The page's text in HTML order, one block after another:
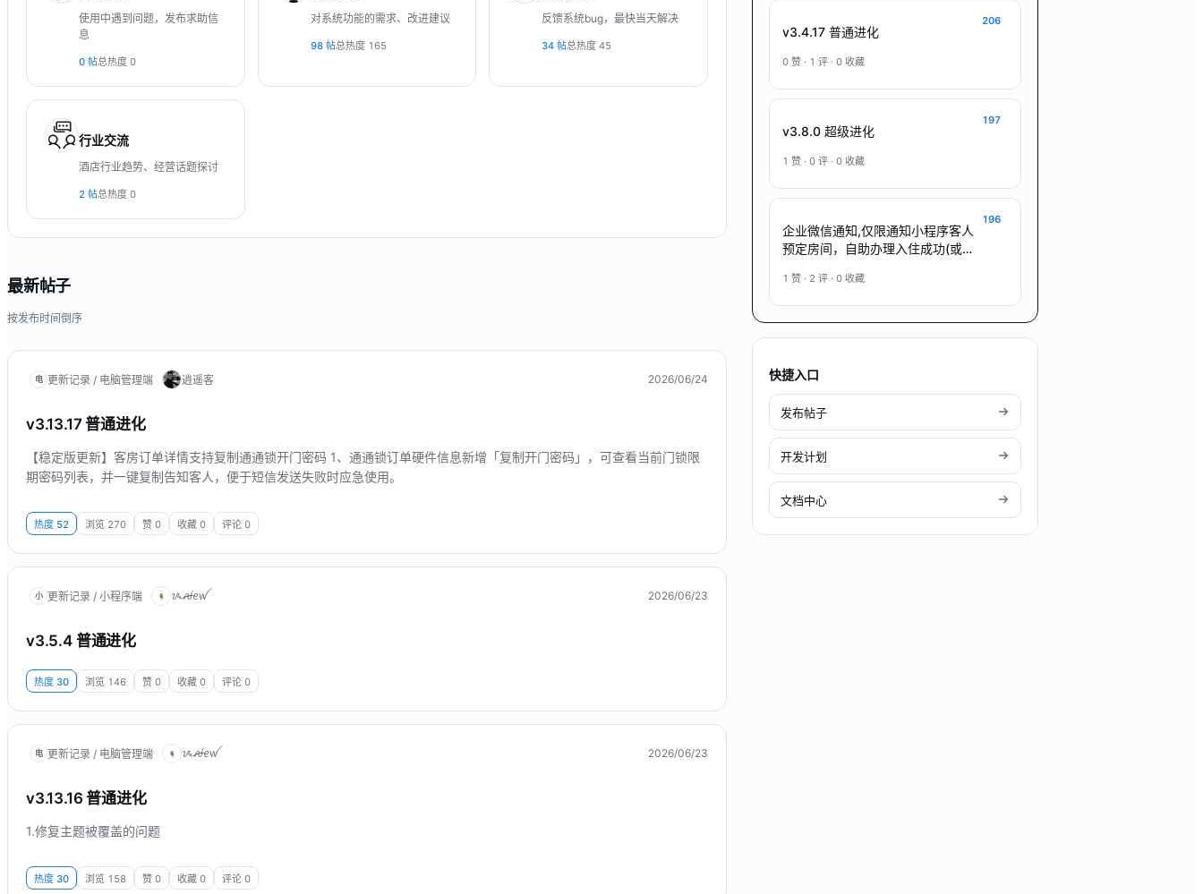
使用中遇到问题，发布求助信
息
0 帖总热度 0
对系统功能的需求、改进建议
98帖总热度 165
反馈系统bug，最快当天解决
34 帖总热度45
行业交流
酒店行业趋势、经营话题探讨
2 帖总热度 0
最新帖子
按发布时间倒序
电 更新记录 / 电脑管理端 逍遥客 2026/06/24
v3.13.17 普通进化
【稳定版更新】客房订单详情支持复制通通锁开门密码 1、通通锁订单硬件信息新增「复制开门密码」，可查看当前门锁限
期密码列表，并一键复制告知客人，便于短信发送失败时应急使用。
热度 52 浏览 270 赞 0 收藏 0 评论 0
小 更新记录 / 小程序端 ᝰꫛꫀꪝ 2026/06/23
v3.5.4 普通进化
热度 30 浏览 146 赞 0 收藏 0 评论 0
电 更新记录 / 电脑管理端 ᝰꫛꫀꪝ 2026/06/23
v3.13.16 普通进化
1.修复主题被覆盖的问题
热度 30 浏览 158 赞 0 收藏 0 评论 0
v3.4.17 普通进化
0 赞 · 1 评 · 0 收藏
206
v3.8.0 超级进化
1 赞 · 0 评 · 0 收藏
197
企业微信通知,仅限通知小程序客人
预定房间，自助办理入住成功(或自
1 赞 · 2 评 · 0 收藏
196
快捷入口
发布帖子
开发计划
文档中心